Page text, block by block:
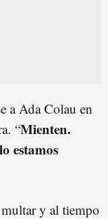
a Ada Colau en
“Mienten.
estamos
y al tiempo